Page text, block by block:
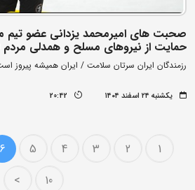
صحبت های امیرمحمد یزدانی عضو تیم
حمایت از نیروهای مسلح و همدلی مردم
رزمندگان ایران سرتان سلامت / ایران همیشه پیروز
یکشنبه ۲۴ اسفند ۱۴۰۴ 20:42
1
2
3
4
5
6
10
>